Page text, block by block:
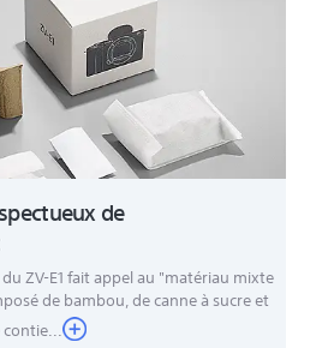
de
ZV-E1 fait appel au "matériau mixte
de bambou, de canne à sucre et